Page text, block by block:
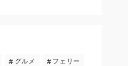
グルメ フェリー